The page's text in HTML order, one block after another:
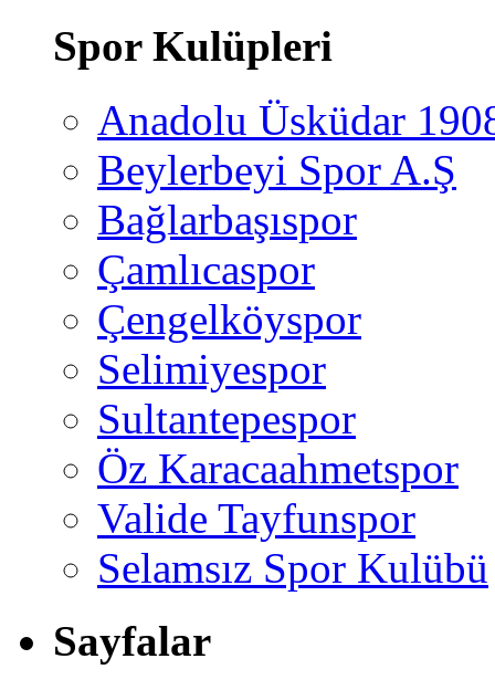
Spor Kulüpleri
Anadolu Üsküdar
Beylerbeyi Spor A.Ş
Bağlarbaşıspor
Çamlıcaspor
Çengelköyspor
Selimiyespor
Sultantepespor
Öz Karacaahmetspor
Valide Tayfunspor
Selamsız Spor Kulübü
Sayfalar